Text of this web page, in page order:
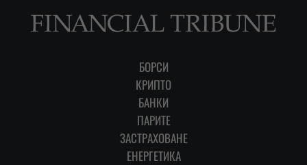
БОРСИ
КРИПТО
БАНКИ
ПАРИТЕ
ЗАСТРАХОВАНЕ
ЕНЕРГЕТИКА